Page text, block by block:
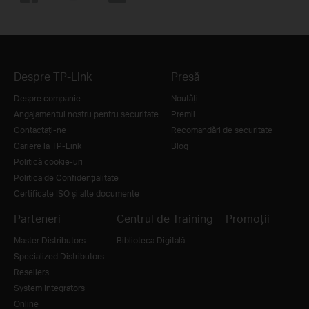
Despre TP-Link
Despre companie
Angajamentul nostru pentru securitate
Contactați-ne
Cariere la TP-Link
Politică cookie-uri
Politica de Confidențialitate
Certificate ISO și alte documente
Presă
Noutăţi
Premii
Recomandări de securitate
Blog
Parteneri
Master Distributors
Specialized Distributors
Resellers
System Integrators
Online
Centrul de Training
Biblioteca Digitală
Promoții